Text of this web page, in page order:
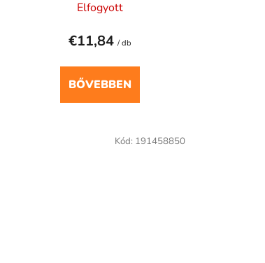
Elfogyott
€11,84 / db
BŐVEBBEN
Kód: 191458850